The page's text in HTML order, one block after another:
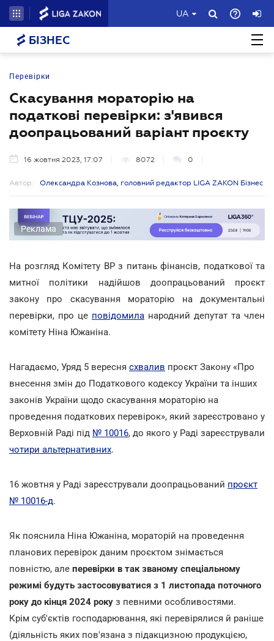
UA
БІЗНЕС
Перевірки
Скасування мораторію на
податкові перевірки: з'явився
доопрацьований варіант проєкту
16 жовтня 2023, 17:07 8072 0
Автор: Олександра Кознова, головний редактор LIGA ZAKON Бізнес
Реклама
На розгляд Комітету ВР з питань фінансів, податкової та
митної політики надійшов доопрацьований проєкт
закону про скасування мораторію на документальні
перевірки, про це повідомила народний депутат та член
комітету Ніна Южаніна.
Нагадаємо, Уряд 5 вересня схвалив проєкт Закону «Про
внесення змін до Податкового кодексу України та інших
законів України щодо скасування мораторію на
проведення податкових перевірок», який зареєстровано у
Верховній Раді під № 10016, до якого у Раді зареєстрували
чотири альтернативних.
16 жовтня у Раді зареєстрували доопрацьований проєкт
№ 10016-д.
Як пояснила Ніна Южаніна, мораторій на проведення
планових перевірок даним проєктом знімається
повністю, але перевірки в так званому спеціальному
режимі будуть застосовуватися з 1 листопада поточного
року до кінця 2024 року з певними особливостями.
Крім суб'єктів господарювання, які перевірялися й раніше
(діяльність яких пов'язана з підакцизною продукцією,